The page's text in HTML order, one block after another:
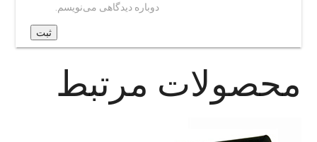
دوباره دیدگاهی می‌نویسم.
محصولات مرتبط